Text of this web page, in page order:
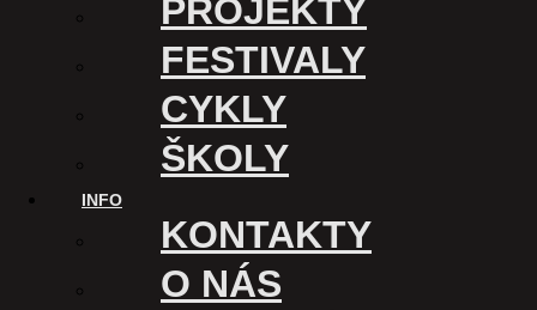
PROJEKTY
FESTIVALY
CYKLY
ŠKOLY
INFO
KONTAKTY
O NÁS
Koncert: Greg.or a Eldey v Záhradnom kine